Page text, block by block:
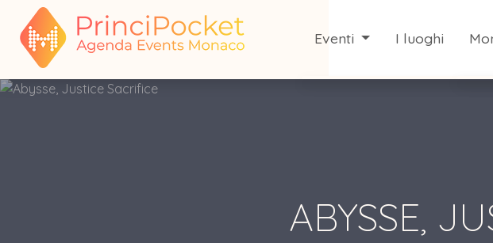
Eventi I luoghi
ABYSSE,